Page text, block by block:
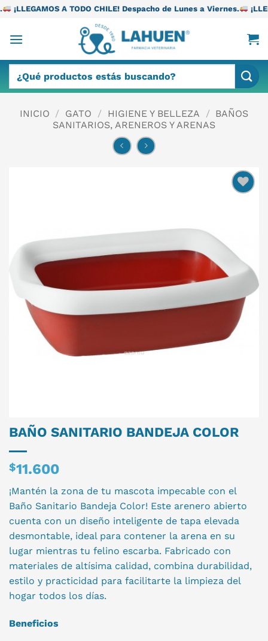
Saltar
contenido
TODO CHILE! Despacho de Lunes a Viernes. ¡LLEGAMOS A
por:
INICIO / GATO / HIGIENE Y BELLEZA / BAÑOS
SANITARIOS, ARENEROS Y ARENAS
BAÑO SANITARIO BANDEJA COLOR
$11.600
¡Mantén la zona de tu mascota impecable con el
Baño Sanitario Bandeja Color! Este arenero abierto
cuenta con un diseño inteligente de tapa elevada
desmontable, ideal para contener la arena en su
lugar mientras tu felino escarba. Fabricado con
materiales de altísima calidad, combina durabilidad,
estilo y practicidad para facilitarte la limpieza del
hogar todos los días.
Beneficios